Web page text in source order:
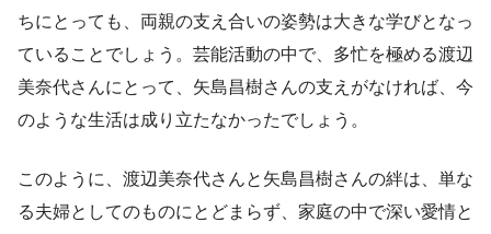
ちにとっても、両親の支え合いの姿勢は大きな学びとなっ
ていることでしょう。芸能活動の中で、多忙を極める渡辺
美奈代さんにとって、矢島昌樹さんの支えがなければ、今
のような生活は成り立たなかったでしょう。
このように、渡辺美奈代さんと矢島昌樹さんの絆は、単な
る夫婦としてのものにとどまらず、家庭の中で深い愛情と